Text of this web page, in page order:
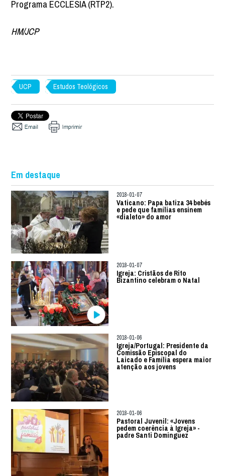
Programa ECCLESIA (RTP2).
HM/JCP
UCP Estudos Teológicos
Em destaque
2018-01-07
Vaticano: Papa batiza 34 bebés
e pede que famílias ensinem
«dialeto» do amor
2018-01-07
Igreja: Cristãos de Rito
Bizantino celebram o Natal
2018-01-06
Igreja/Portugal: Presidente da
Comissão Episcopal do
Laicado e Família espera maior
atenção aos jovens
2018-01-06
Pastoral Juvenil: «Jovens
pedem coerência à Igreja» -
padre Santi Dominguez